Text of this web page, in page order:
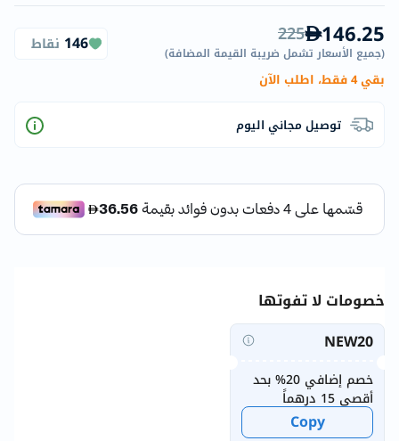
146.25
225
(جميع الأسعار تشمل ضريبة القيمة المضافة)
146 نقاط
بقي 4 فقط، اطلب الآن
توصيل مجاني اليوم
خصومات لا تفوتها
NEW20
خصم إضافي 20% بحد
أقصى 15 درهماً
Copy